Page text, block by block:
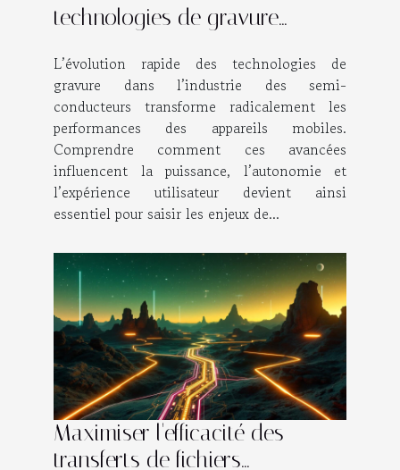
technologies de gravure
performances mobiles ?
L’évolution rapide des technologies de
gravure dans l’industrie des semi-
conducteurs transforme radicalement les
performances des appareils mobiles.
Comprendre comment ces avancées
influencent la puissance, l’autonomie et
l’expérience utilisateur devient ainsi
essentiel pour saisir les enjeux de...
Maximiser l'efficacité des
transferts de fichiers